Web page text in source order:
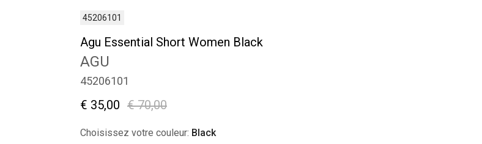
45206101
Agu Essential Short Women Black
AGU
45206101
€ 70,00
€ 35,00
Choisissez votre couleur: Black